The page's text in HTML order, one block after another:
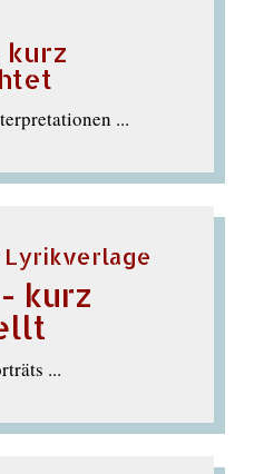
kurz
...
Lyrikverlage
kurz
...